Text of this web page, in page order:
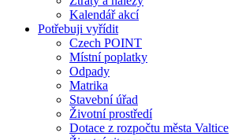
Kalendář akcí
Potřebuji vyřídit
Czech POINT
Místní poplatky
Odpady
Matrika
Stavební úřad
Životní prostředí
Dotace z rozpočtu města Valtice